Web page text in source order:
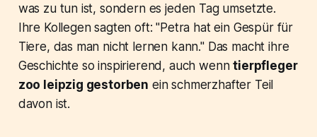
was zu tun ist, sondern es jeden Tag umsetzte.
Ihre Kollegen sagten oft: "Petra hat ein Gespür für
Tiere, das man nicht lernen kann." Das macht ihre
Geschichte so inspirierend, auch wenntierpfleger
zoo leipzig gestorben ein schmerzhafter Teil
davon ist.